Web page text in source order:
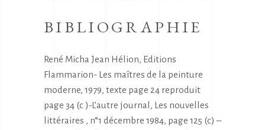
BIBLIOGRAPHIE
René Micha Jean Hélion, Editions
Flammarion- Les maîtres de la peinture
moderne, 1979, texte page 24 reproduit
page 34 (c )-L’autre journal, Les nouvelles
littéraires , n°1 décembre 1984, page 125 (c) –